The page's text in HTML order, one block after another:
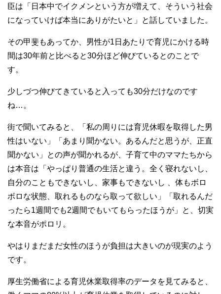
臣は「日本中でイクメンという方が増えて、そういう社会
になっていけば本当にありがたいと」と話していました。
その甲斐もあってか、男性が1日あたりで育児にかける時
間は30年前と比べると30分ほど伸びているとのことで
す。
少しづつ伸びてきていると入っても30分だけなのです
ね…。
街で聞いてみると、「私の周りには育児休暇を取得した男
性はいない」「あまり聞かない。あるんだと思うが、正直
聞かない」との声が聞かれるが、子育て中のママたちから
は本音は「やっぱり普通の生活と違う。全く寝れないし、
自分のこともできないし、家事もできないし 、体もボロ
ボロな状態、取れるものなら取って欲しい」「取れるんだ
ったら1週間でも2週間でもいてもらったほうが」と、切実
な本音がポロリ。
やはりまだまだ女性のほうが負担は大きいのが現実のよう
です。
厚生労働省による育児休業取得率のデータを見てみると、